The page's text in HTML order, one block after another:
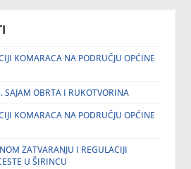
KOMARACA NA PODRUČJU OPĆINE
OBRTA I RUKOTVORINA
KOMARACA NA PODRUČJU OPĆINE
ZATVARANJU I REGULACIJI
U ŠIRINCU